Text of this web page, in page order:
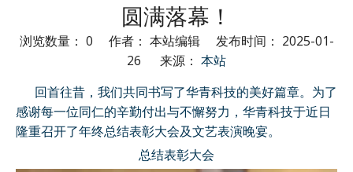
圆满落幕！
浏览数量： 0 作者： 本站编辑 发布时间： 2025-01-
26 来源： 本站
["wechat","weibo","qzone","douban","email"]
回首往昔，我们共同书写了华青科技的美好篇章。为了
感谢每一位同仁的辛勤付出与不懈努力，华青科技于近日
隆重召开了年终总结表彰大会及文艺表演晚宴。
总结表彰大会